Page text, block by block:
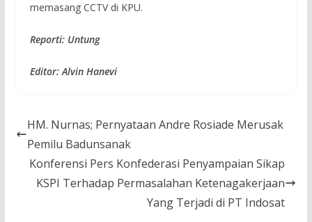
memasang CCTV di KPU.
Reporti: Untung
Editor: Alvin Hanevi
HM. Nurnas; Pernyataan Andre Rosiade Merusak
Pemilu Badunsanak
Konferensi Pers Konfederasi Penyampaian Sikap
KSPI Terhadap Permasalahan Ketenagakerjaan
Yang Terjadi di PT Indosat